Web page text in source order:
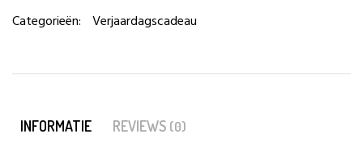
Categorieën: Verjaardagscadeau
INFORMATIE REVIEWS (0)